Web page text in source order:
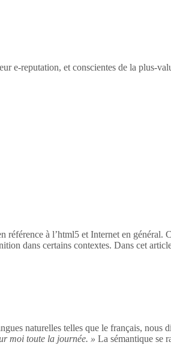
e-reputation, et conscientes de la plus-
référence à l’html5 et Internet en général.
dans certains contextes. Dans cet
naturelles telles que le français,
moi toute la journée. » La sémantique se